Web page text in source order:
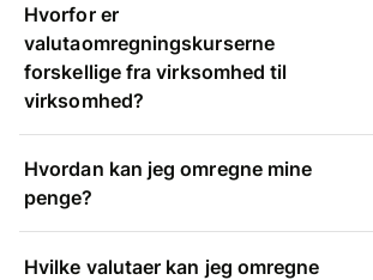
Hvorfor er
valutaomregningskurserne
forskellige fra virksomhed til
virksomhed?
Hvordan kan jeg omregne mine
penge?
Hvilke valutaer kan jeg omregne